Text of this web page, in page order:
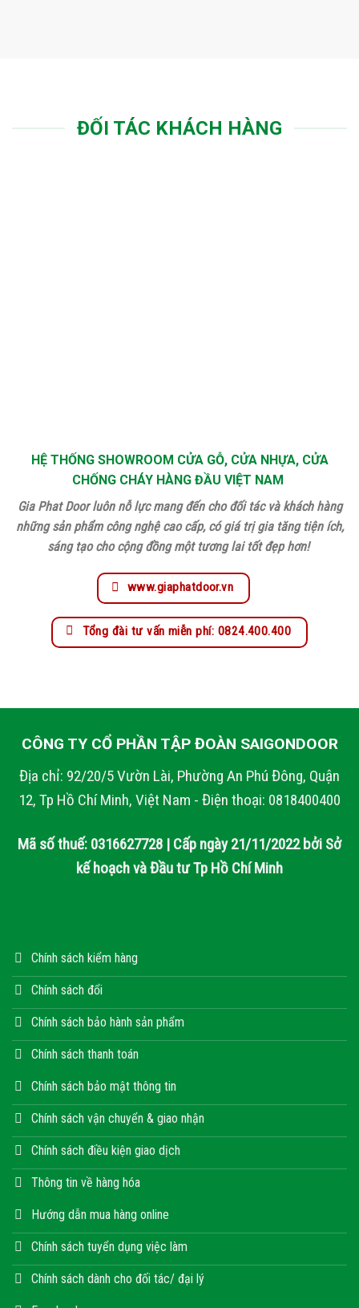
ĐỐI TÁC KHÁCH HÀNG
HỆ THỐNG SHOWROOM CỬA GỖ, CỬA NHỰA, CỬA
CHỐNG CHÁY HÀNG ĐẦU VIỆT NAM
Gia Phat Door luôn nỗ lực mang đến cho đối tác và khách hàng
những sản phẩm công nghệ cao cấp, có giá trị gia tăng tiện ích,
sáng tạo cho cộng đồng một tương lai tốt đẹp hơn!
www.giaphatdoor.vn
Tổng đài tư vấn miễn phí: 0824.400.400
CÔNG TY CỔ PHẦN TẬP ĐOÀN SAIGONDOOR
Địa chỉ: 92/20/5 Vườn Lài, Phường An Phú Đông, Quận
12, Tp Hồ Chí Minh, Việt Nam - Điện thoại: 0818400400
Mã số thuế: 0316627728 | Cấp ngày 21/11/2022 bởi Sở
kế hoạch và Đầu tư Tp Hồ Chí Minh
Chính sách kiểm hàng
Chính sách đổi
Chính sách bảo hành sản phẩm
Chính sách thanh toán
Chính sách bảo mật thông tin
Chính sách vận chuyển & giao nhận
Chính sách điều kiện giao dịch
Thông tin về hàng hóa
Hướng dẫn mua hàng online
Chính sách tuyển dụng việc làm
Chính sách dành cho đối tác/ đại lý